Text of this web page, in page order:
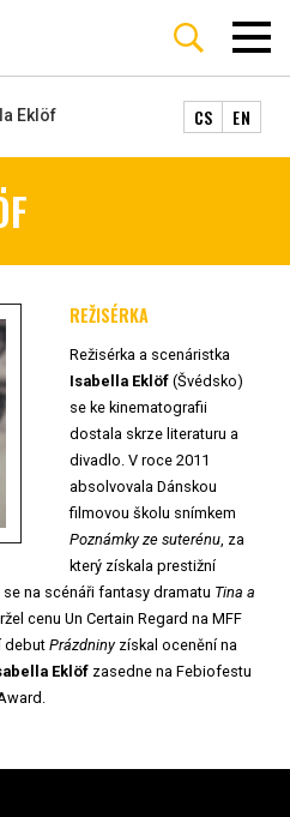
Eklöf CS EN
REŽISÉRKA
Režisérka a scenáristka
Isabella Eklöf (Švédsko)
se ke kinematografii
dostala skrze literaturu a
divadlo. V roce 2011
absolvovala Dánskou
filmovou školu snímkem
Poznámky ze suterénu , za
který získala prestižní
na scénáři fantasy dramatu Tina a
cenu Un Certain Regard na MFF
debut Prázdniny získal ocenění na
Eklöf zasedne na Febiofestu